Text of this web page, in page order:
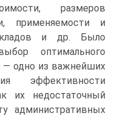
размеров
применяемости и
и др. Было
оптимального
— одно из важнейших
эффективности
их недостаточный
административных